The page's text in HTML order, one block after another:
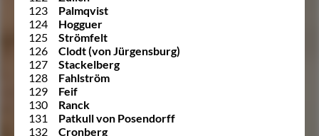
123
Palmqvist
124
Hogguer
125
Strömfelt
126
Clodt (von Jürgensburg)
127
Stackelberg
128
Fahlström
129
Feif
130
Ranck
131
Patkull von Posendorff
132
Cronberg